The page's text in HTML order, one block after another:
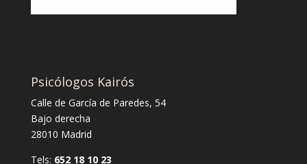
Psicólogos Kairós
Calle de García de Paredes, 54
Bajo derecha
28010 Madrid
Tels: 652 18 10 23